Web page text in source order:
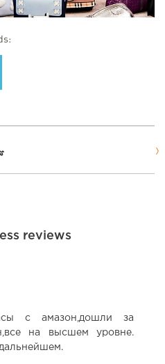
reviews
с амазон,дошли за
на высшем уровне.